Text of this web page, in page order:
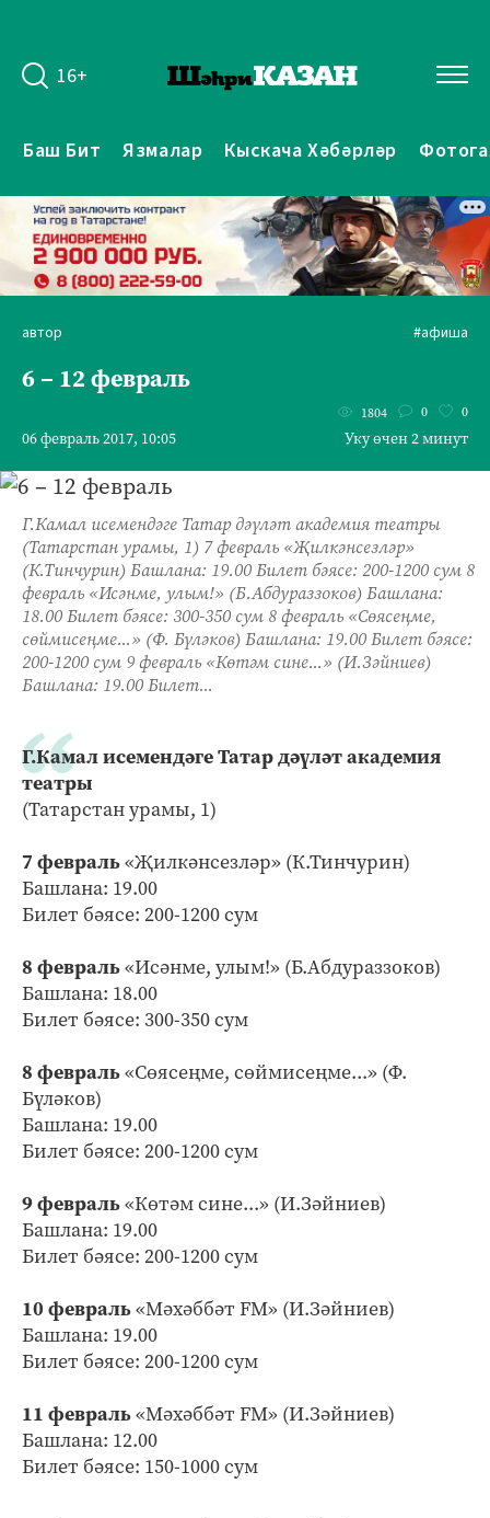
16+
Баш Бит Язмалар Кыскача Хәбәрләр
автор #афиша
6 – 12 февраль
06 февраль 2017, 10:05
1804 0 0
Уку өчен 2 минут
Г.Камал исемендәге Татар дәүләт академия театры
(Татарстан урамы, 1) 7 февраль «Җилкәнсезләр»
(К.Тинчурин) Башлана: 19.00 Билет бәясе: 200-1200 сум 8
февраль «Исәнме, улым!» (Б.Абдураззоков) Башлана:
18.00 Билет бәясе: 300-350 сум 8 февраль «Сөясеңме,
сөймисеңме...» (Ф. Бүләков) Башлана: 19.00 Билет бәясе:
200-1200 сум 9 февраль «Көтәм сине...» (И.Зәйниев)
Башлана: 19.00 Билет...
Г.Камал исемендәге Татар дәүләт академия
театры
(Татарстан урамы, 1)
7 февраль«Җилкәнсезләр» (К.Тинчурин)
Башлана: 19.00
Билет бәясе: 200-1200 сум
8 февраль«Исәнме, улым!» (Б.Абдураззоков)
Башлана: 18.00
Билет бәясе: 300-350 сум
8 февраль«Сөясеңме, сөймисеңме...» (Ф.
Бүләков)
Башлана: 19.00
Билет бәясе: 200-1200 сум
9 февраль«Көтәм сине...» (И.Зәйниев)
Башлана: 19.00
Билет бәясе: 200-1200 сум
10 февраль«Мәхәббәт FM» (И.Зәйниев)
Башлана: 19.00
Билет бәясе: 200-1200 сум
11 февраль«Мәхәббәт FM» (И.Зәйниев)
Башлана: 12.00
Билет бәясе: 150-1000 сум